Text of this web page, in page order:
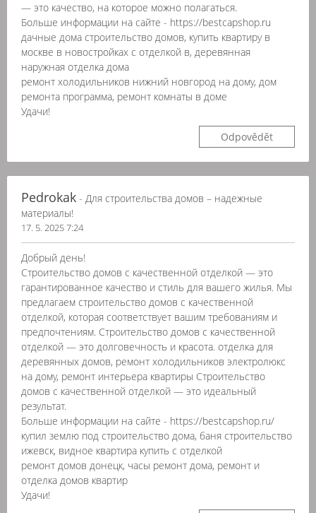
— это качество, на которое можно полагаться.
Больше информации на сайте - https://bestcapshop.ru
дачные дома строительство домов, купить квартиру в
москве в новостройках с отделкой в, деревянная
наружная отделка дома
ремонт холодильников нижний новгород на дому, дом
ремонта программа, ремонт комнаты в доме
Удачи!
Odpovědět
Pedrokak - Для строительства домов – надежные
материалы!
17. 5. 2025 7:24
Добрый день!
Строительство домов с качественной отделкой — это
гарантированное качество и стиль для вашего жилья. Мы
предлагаем строительство домов с качественной
отделкой, которая соответствует вашим требованиям и
предпочтениям. Строительство домов с качественной
отделкой — это долговечность и красота. отделка для
деревянных домов, ремонт холодильников электролюкс
на дому, ремонт интерьера квартиры Строительство
домов с качественной отделкой — это идеальный
результат.
Больше информации на сайте - https://bestcapshop.ru/
купил землю под строительство дома, баня строительство
ижевск, видное квартира купить с отделкой
ремонт домов донецк, часы ремонт дома, ремонт и
отделка домов квартир
Удачи!